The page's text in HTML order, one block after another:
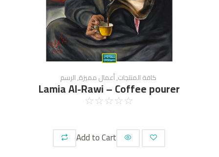
كافة المنتجات,أعمال مميزة,الرسم
Lamia Al-Rawi – Coffee pourer
☆
☆
☆
☆
☆
Add to Cart